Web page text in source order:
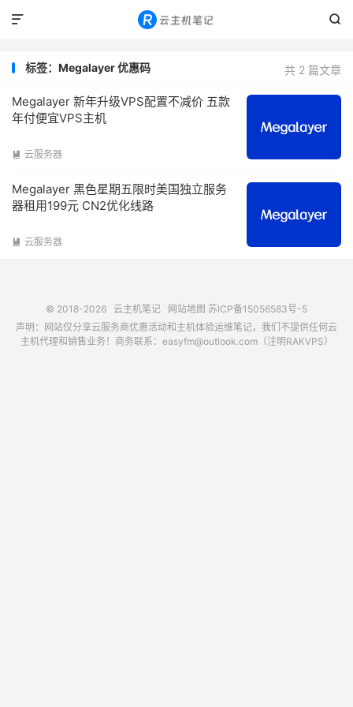


共 2 篇文章
标签：Megalayer 优惠码
Megalayer 新年升级VPS配置不减价 五款
年付便宜VPS主机
 云服务器
Megalayer 黑色星期五限时美国独立服务
器租用199元 CN2优化线路
 云服务器
© 2018-2026 云主机笔记 网站地图 苏ICP备15056583号-5
声明：网站仅分享云服务商优惠活动和主机体验运维笔记，我们不提供任何云
主机代理和销售业务！商务联系：easyfm@outlook.com（注明RAKVPS）